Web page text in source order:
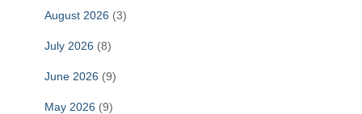
August 2026 (3)
July 2026 (8)
June 2026 (9)
May 2026 (9)